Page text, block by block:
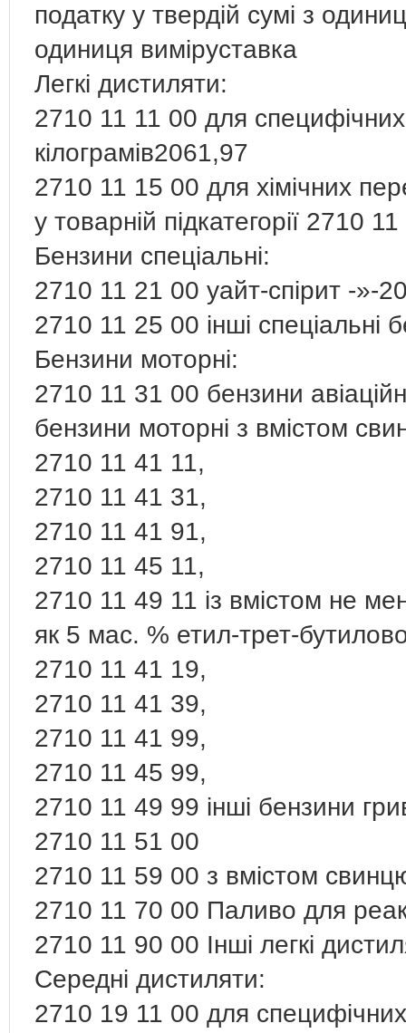
податку у твердій сумі з
одиниця виміруставка
Легкі дистиляти:
2710 11 11 00 для
кілограмів2061,97
2710 11 15 00 для хімічних
у товарній підкатегорії 2710
Бензини спеціальні:
2710 11 21 00 уайт-спірит -»-
2710 11 25 00 інші спеціальні
Бензини моторні:
2710 11 31 00 бензини
бензини моторні з вмістом
2710 11 41 11,
2710 11 41 31,
2710 11 41 91,
2710 11 45 11,
2710 11 49 11 із вмістом не
як 5 мас. % етил-трет-
2710 11 41 19,
2710 11 41 39,
2710 11 41 99,
2710 11 45 99,
2710 11 49 99 інші бензини
2710 11 51 00
2710 11 59 00 з вмістом
2710 11 70 00 Паливо для
2710 11 90 00 Інші легкі
Середні дистиляти:
2710 19 11 00 для